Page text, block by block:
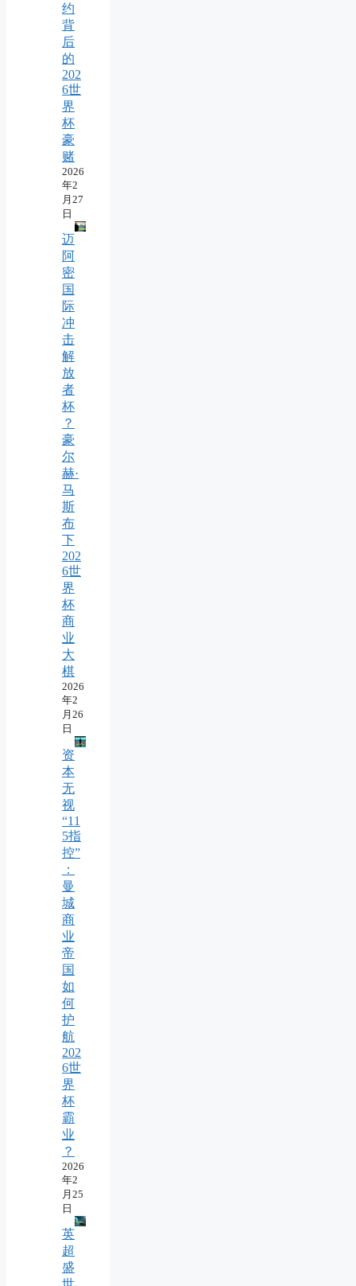
约
背
后
的
202
6世
界
杯
豪
赌
2026
年2
月27
日
迈
阿
密
国
际
冲
击
解
放
者
杯
？
豪
尔
赫·
马
斯
布
下
202
6世
界
杯
商
业
大
棋
2026
年2
月26
日
资
本
无
视
“11
5指
控”
：
曼
城
商
业
帝
国
如
何
护
航
202
6世
界
杯
霸
业
？
2026
年2
月25
日
英
超
盛